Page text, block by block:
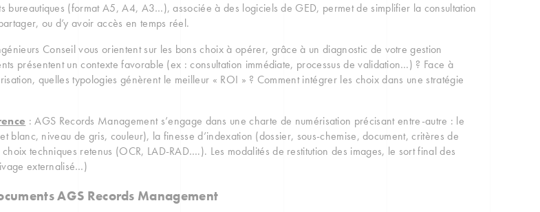
bureautiques (format A5, A4, A3…), associée à des logiciels de GED, permet de simplifier la consultation
ou d’y avoir accès en temps réel.
Conseil vous orientent sur les bons choix à opérer, grâce à un diagnostic de votre gestion
présentent un contexte favorable (ex : consultation immédiate, processus de validation…) ? Face à
quelles typologies génèrent le meilleur « ROI » ? Comment intégrer les choix dans une stratégie
: AGS Records Management s’engage dans une charte de numérisation précisant entre-autre : le
blanc, niveau de gris, couleur), la finesse d’indexation (dossier, sous-chemise, document, critères de
techniques retenus (OCR, LAD-RAD….). Les modalités de restitution des images, le sort final des
externalisé…)
AGS Records Management